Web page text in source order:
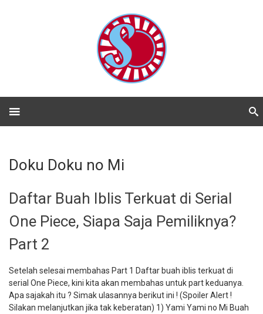
Doku Doku no Mi
Daftar Buah Iblis Terkuat di Serial
One Piece, Siapa Saja Pemiliknya?
Part 2
Setelah selesai membahas Part 1 Daftar buah iblis terkuat di
serial One Piece, kini kita akan membahas untuk part keduanya.
Apa sajakah itu ? Simak ulasannya berikut ini ! (Spoiler Alert !
Silakan melanjutkan jika tak keberatan) 1) Yami Yami no Mi Buah